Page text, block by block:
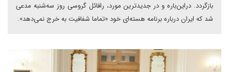
بازگردد. در‌این‌باره و در جدیدترین مورد، رافائل گروسی روز سه‌شنبه مدعی
شد که ایران درباره برنامه هسته‌ای خود «تماما شفافیت به خرج نمی‌دهد».